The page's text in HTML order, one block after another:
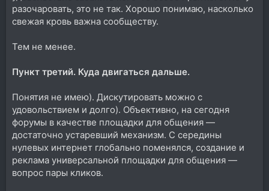
разочаровать, это не так. Хорошо понимаю, насколько
свежая кровь важна сообществу.
Тем не менее.
Пункт третий. Куда двигаться дальше.
Понятия не имею). Дискутировать можно с
удовольствием и долго). Объективно, на сегодня
форумы в качестве площадки для общения —
достаточно устаревший механизм. С середины
нулевых интернет глобально поменялся, создание и
реклама универсальной площадки для общения —
вопрос пары кликов.